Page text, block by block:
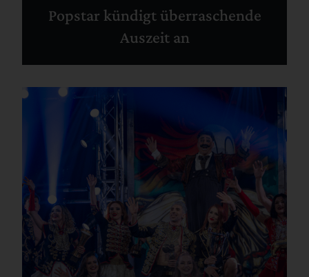
Popstar kündigt überraschende
Auszeit an